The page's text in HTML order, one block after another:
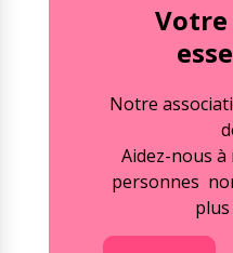
Votre
Notre
Aidez-nous à
personnes